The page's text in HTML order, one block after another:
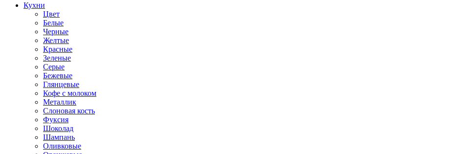
Кухни
Цвет
Белые
Черные
Желтые
Красные
Зеленые
Серые
Бежевые
Глянцевые
Кофе с молоком
Металлик
Слоновая кость
Фуксия
Шоколад
Шампань
Оливковые